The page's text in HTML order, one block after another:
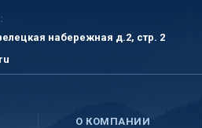
набережная д.2, стр. 2
О КОМПАНИИ